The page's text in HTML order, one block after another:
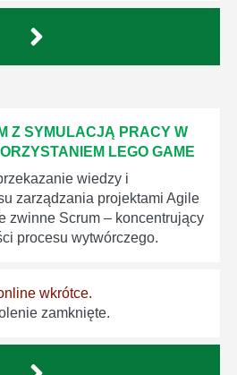
Z SYMULACJĄ PRACY W
LEGO GAME
wiedzy i
zarządzania projektami Agile
zwinne Scrum – koncentrujący
procesu wytwórczego.
wkrótce.
zamknięte.